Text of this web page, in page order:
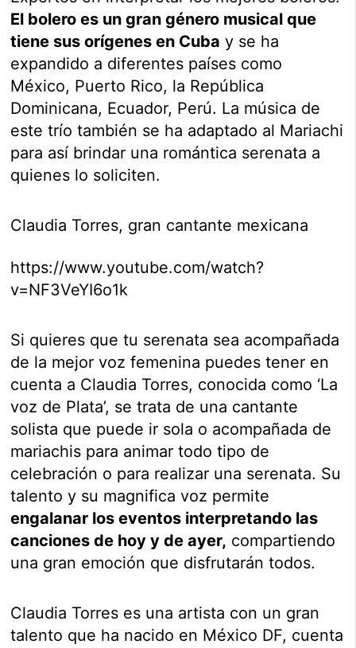
El bolero es un gran género musical que
tiene sus orígenes en Cuba y se ha
expandido a diferentes países como
México, Puerto Rico, la República
Dominicana, Ecuador, Perú. La música de
este trío también se ha adaptado al Mariachi
para así brindar una romántica serenata a
quienes lo soliciten.
Claudia Torres, gran cantante mexicana
https://www.youtube.com/watch?
v=NF3VeYI6o1k
Si quieres que tu serenata sea acompañada
de la mejor voz femenina puedes tener en
cuenta a Claudia Torres, conocida como ‘La
voz de Plata’, se trata de una cantante
solista que puede ir sola o acompañada de
mariachis para animar todo tipo de
celebración o para realizar una serenata. Su
talento y su magnifica voz permite
engalanar los eventos interpretando las
canciones de hoy y de ayer, compartiendo
una gran emoción que disfrutarán todos.
Claudia Torres es una artista con un gran
talento que ha nacido en México DF, cuenta